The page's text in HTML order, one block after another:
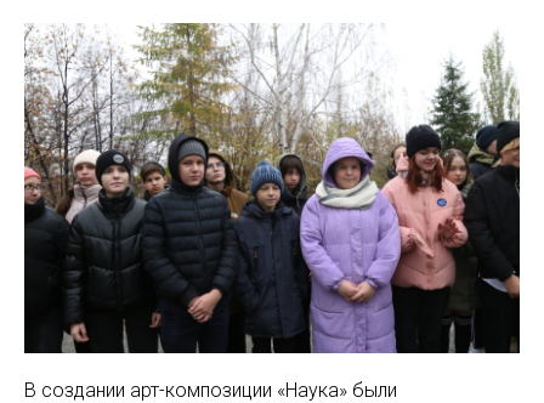
В создании арт-композиции «Наука» были